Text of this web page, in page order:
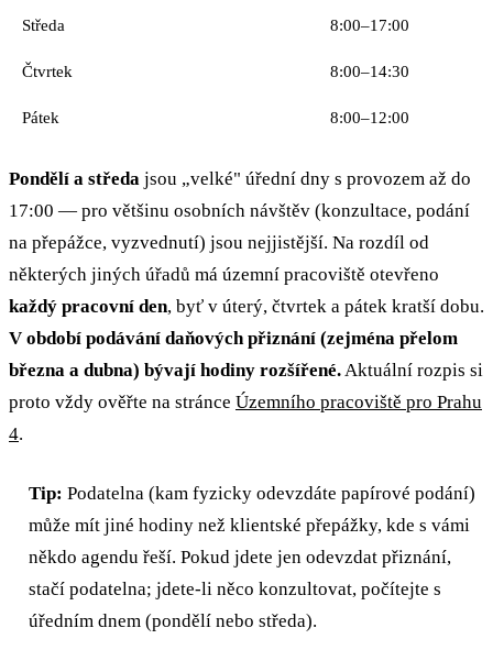
Středa 8:00–17:00
Čtvrtek 8:00–14:30
Pátek 8:00–12:00
Pondělí a středa jsou „velké" úřední dny s provozem až do
17:00 — pro většinu osobních návštěv (konzultace, podání
na přepážce, vyzvednutí) jsou nejjistější. Na rozdíl od
některých jiných úřadů má územní pracoviště otevřeno
každý pracovní den, byť v úterý, čtvrtek a pátek kratší dobu.
V období podávání daňových přiznání (zejména přelom
března a dubna) bývají hodiny rozšířené. Aktuální rozpis si
proto vždy ověřte na stránce Územního pracoviště pro Prahu
4.
Tip: Podatelna (kam fyzicky odevzdáte papírové podání)
může mít jiné hodiny než klientské přepážky, kde s vámi
někdo agendu řeší. Pokud jdete jen odevzdat přiznání,
stačí podatelna; jdete‑li něco konzultovat, počítejte s
úředním dnem (pondělí nebo středa).